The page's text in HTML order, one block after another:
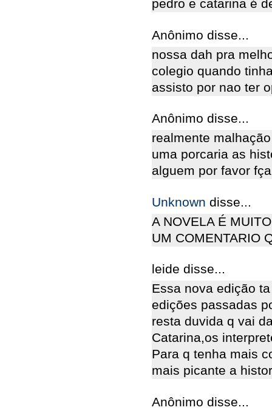
pedro e catarina é
Anônimo disse...
nossa dah pra
colegio quando
assisto por nao ter
Anônimo disse...
realmente
uma porcaria as
alguem por favor
Unknown disse...
A NOVELA É
UM COMENTARIO
leide disse...
Essa nova edição
edições passadas
resta duvida q vai
Catarina,os
Para q tenha mais
mais picante a
Anônimo disse...